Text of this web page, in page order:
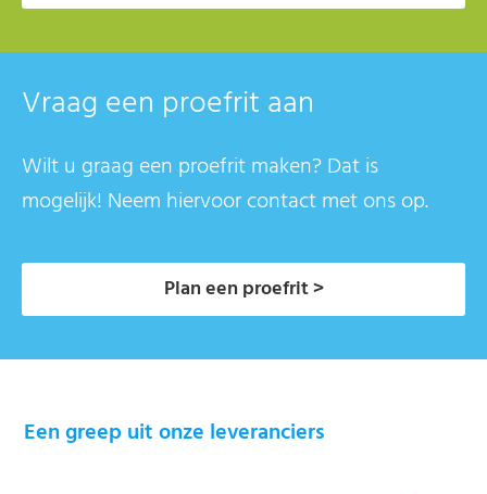
Vraag een proefrit aan
Wilt u graag een proefrit maken? Dat is
mogelijk! Neem hiervoor contact met ons op.
Plan een proefrit >
Een greep uit onze leveranciers